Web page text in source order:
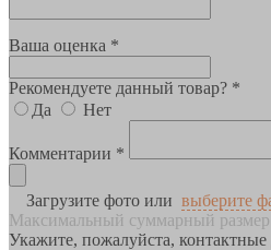
Ваша оценка *
Рекомендуете данный товар? *
Да
Нет
Комментарии *
Загрузите фото или выберите
Максимальный суммарный
Укажите, пожалуйста,